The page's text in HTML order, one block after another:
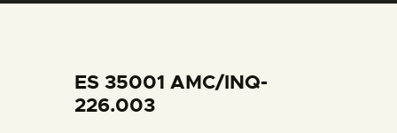
COLECCIONES
ES 35001 AMC/INQ-
226.003